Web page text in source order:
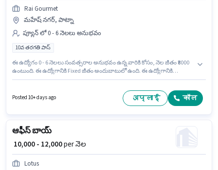
Rai Gourmet
మహేష్ నగర్, పాట్నా
ప్యూన్ లో 0 - 6 నెలలు అనుభవం
10వ తరగతి పాస్
ఈ ఉద్యోగం 0 - 6 నెలలు సంవత్సరాల అనుభవం ఉన్న వారికి కోసం, నెల జీతం ₹8000
ఉంటుంది. ఈ ఉద్యోగానికి Fixed జీతం అందుబాటులో ఉంది. ఈ ఉద్యోగానికి
ఉద్యోగానికి క్రియాశీలకంగా నియామకం జరుగుతోంది.
Posted 10+ days ago अप्लाई कॉल
ఆఫీస్ బాయ్
₹ 10,000 - 12,000per నెల
Lotus